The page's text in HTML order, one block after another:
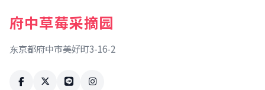
府中草莓采摘园
东京都府中市美好町3-16-2